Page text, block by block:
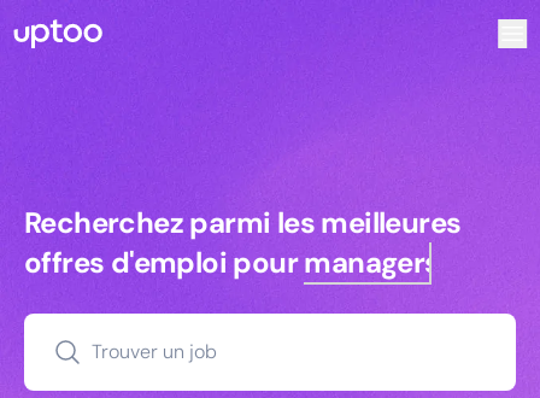
Recherchez parmi les meilleures
Recherchez parmi les meilleures
offres d'emploi pourmanagers
Trouver un job